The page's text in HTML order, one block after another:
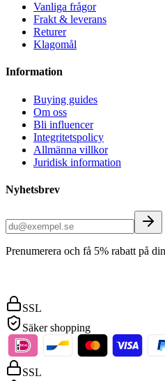
Vanliga frågor
Frakt & leverans
Returer
Klagomål
Information
Buying guides
Om oss
Bli influencer
Integritetspolicy
Allmänna villkor
Juridisk information
Nyhetsbrev
Prenumerera och få 5% rabatt på
SSL
Säker shopping
SSL